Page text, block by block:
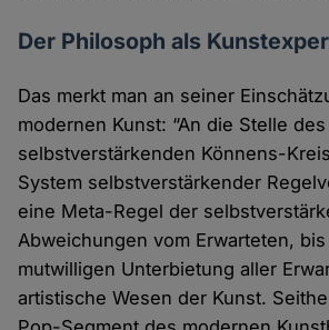
Der Philosoph als
Das merkt man an seiner
modernen Kunst: “An die Stelle des
selbstverstärkenden Könnens-
System selbstverstärkender
eine Meta-Regel der
Abweichungen vom Erwarteten,
mutwilligen Unterbietung aller
artistische Wesen der Kunst.